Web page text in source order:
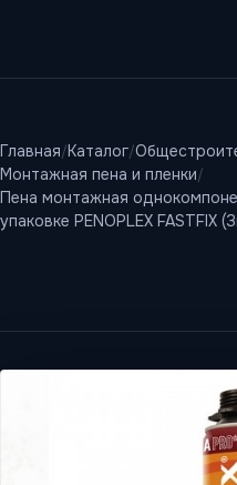
Главная Каталог
Монтажная пена и пленки
Пена монтажная
упаковке PENOPLEX FASTFIX